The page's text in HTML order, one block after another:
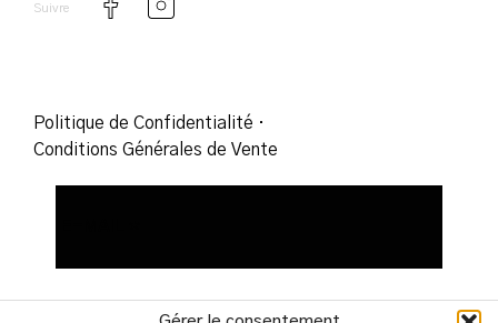
Suivre
Politique de Confidentialité ·
Conditions Générales de Vente